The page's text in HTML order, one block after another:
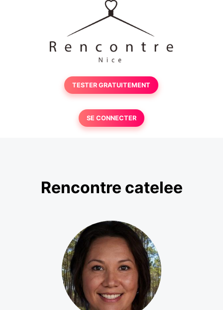
TESTER GRATUITEMENT
SE CONNECTER
Rencontre catelee